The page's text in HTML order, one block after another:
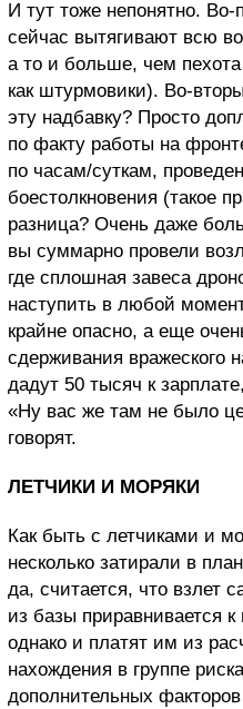
И тут тоже непонятно.
сейчас вытягивают всю
а то и больше, чем
как штурмовики). Во-
эту надбавку? Просто
по факту работы на
по часам/суткам,
боестолкновения (такое
разница? Очень даже
вы суммарно провели
где сплошная завеса
наступить в любой
крайне опасно, а еще
сдерживания вражеского
дадут 50 тысяч к
«Ну вас же там не было
говорят.
ЛЕТЧИКИ И МОРЯКИ
Как быть с летчиками и
несколько затирали в
да, считается, что взлет
из базы приравнивается
однако и платят им из
нахождения в группе
дополнительных